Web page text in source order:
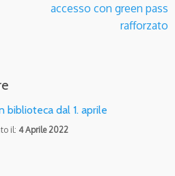
accesso con green pass
rafforzato
biblioteca dal 1. aprile
il: 4 Aprile 2022